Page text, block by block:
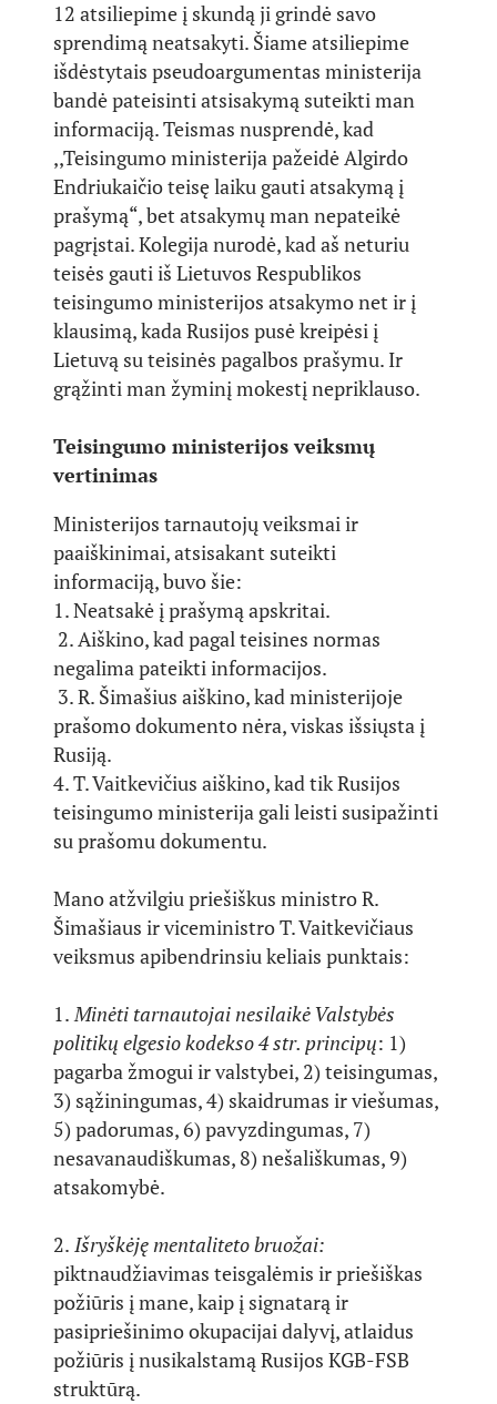
12 atsiliepime į skundą ji grindė savo
sprendimą neatsakyti. Šiame atsiliepime
išdėstytais pseudoargumentas ministerija
bandė pateisinti atsisakymą suteikti man
informaciją. Teismas nusprendė, kad
,,Teisingumo ministerija pažeidė Algirdo
Endriukaičio teisę laiku gauti atsakymą į
prašymą“, bet atsakymų man nepateikė
pagrįstai. Kolegija nurodė, kad aš neturiu
teisės gauti iš Lietuvos Respublikos
teisingumo ministerijos atsakymo net ir į
klausimą, kada Rusijos pusė kreipėsi į
Lietuvą su teisinės pagalbos prašymu. Ir
grąžinti man žyminį mokestį nepriklauso.
Teisingumo ministerijos veiksmų
vertinimas
Ministerijos tarnautojų veiksmai ir
paaiškinimai, atsisakant suteikti
informaciją, buvo šie:
1. Neatsakė į prašymą apskritai.
2. Aiškino, kad pagal teisines normas
negalima pateikti informacijos.
3. R. Šimašius aiškino, kad ministerijoje
prašomo dokumento nėra, viskas išsiųsta į
Rusiją.
4. T. Vaitkevičius aiškino, kad tik Rusijos
teisingumo ministerija gali leisti susipažinti
su prašomu dokumentu.
Mano atžvilgiu priešiškus ministro R.
Šimašiaus ir viceministro T. Vaitkevičiaus
veiksmus apibendrinsiu keliais punktais:
1.Minėti tarnautojai nesilaikė Valstybės
politikų elgesio kodekso 4 str. principų: 1)
pagarba žmogui ir valstybei, 2) teisingumas,
3) sąžiningumas, 4) skaidrumas ir viešumas,
5) padorumas, 6) pavyzdingumas, 7)
nesavanaudiškumas, 8) nešališkumas, 9)
atsakomybė.
2. Išryškėję mentaliteto bruožai:
piktnaudžiavimas teisgalėmis ir priešiškas
požiūris į mane, kaip į signatarą ir
pasipriešinimo okupacijai dalyvį, atlaidus
požiūris į nusikalstamą Rusijos KGB-FSB
struktūrą.